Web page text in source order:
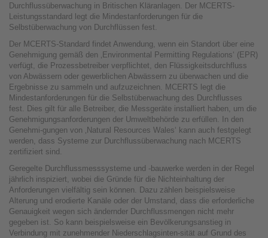
Durchflussüberwachung in Britischen Kläranlagen. Der MCERTS-
Leistungsstandard legt die Mindestanforderungen für die
Selbstüberwachung von Durchflüssen fest.
Der MCERTS-Standard findet Anwendung, wenn ein Standort über eine
Genehmigung gemäß den ‚Environmental Permitting Regulations‘ (EPR)
verfügt, die Prozessbetreiber verpflichtet, den Flüssigkeitsdurchfluss
von Abwässern oder gewerblichen Abwässern zu überwachen und die
Ergebnisse zu sammeln und aufzuzeichnen. MCERTS legt die
Mindestanforderungen für die Selbstüberwachung des Durchflusses
fest. Dies gilt für alle Betreiber, die Messgeräte installiert haben, um die
Genehmigungsanforderungen der Umweltbehörde zu erfüllen. In den
Genehmi-gungen von ‚Natural Resources Wales‘ kann auch festgelegt
werden, dass Systeme zur Durchflussüberwachung nach MCERTS
zertifiziert sind.
Geregelte Durchflussmesssysteme und -bauwerke werden in der Regel
jährlich inspiziert, wobei die Gründe für die Nichteinhaltung der
Anforderungen vielfältig sein können. Dazu zählen beispielsweise
Alterung und erodierte Kanäle oder der Umstand, dass die erforderliche
Genauigkeit wegen sich ändernder Durchflussmengen nicht mehr
gegeben ist. So kann beispielsweise ein Bevölkerungsanstieg in
Verbindung mit zunehmender Niederschlagsinten-sität auf Grund des